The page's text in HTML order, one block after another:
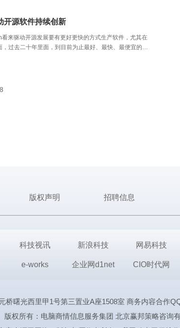
开源软件持续创新
来驱动开源发展要有更好更快的方式生产软件，尤其在
，过去二十年里面，到目前为止最好、最快、最便宜的软
版权声明 招聘信息
科技视讯 新浪科技 网易科技
e-works 企业网d1net CIO时代网
桥曙光西里甲1号第三置业A座1508室 商务内容合作
版权所有：电脑商情信息服务集团 北京赢邦策略咨询